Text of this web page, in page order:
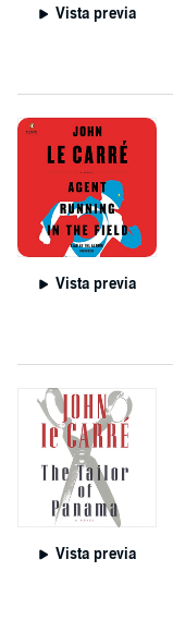
Vista previa
Vista previa
Vista previa